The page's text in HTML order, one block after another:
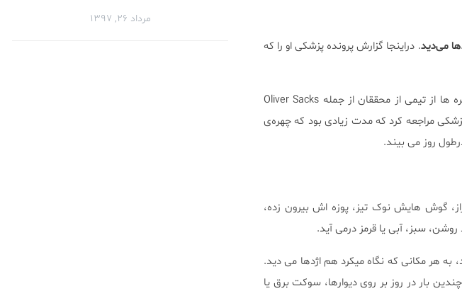
می‌دید. دراینجا گزارش پرونده پزشکی او را که
و توهم در ادراک چهره ها از تیمی از محققان از جمله Oliver Sacks
کلینیک سرپایی روانپزشکی مراجعه کرد که مدت زیادی بود که چهره‌ی
روز می بیند.
گوش هایش نوک تیز، پوزه اش بیرون زده،
سبز، آبی یا قرمز درمی آید.
هر مکانی که نگاه میکرد هم اژدها می دید.
بار در روز بر روی دیوارها، سوکت برق یا
مرداد ۲۶, ۱۳۹۷